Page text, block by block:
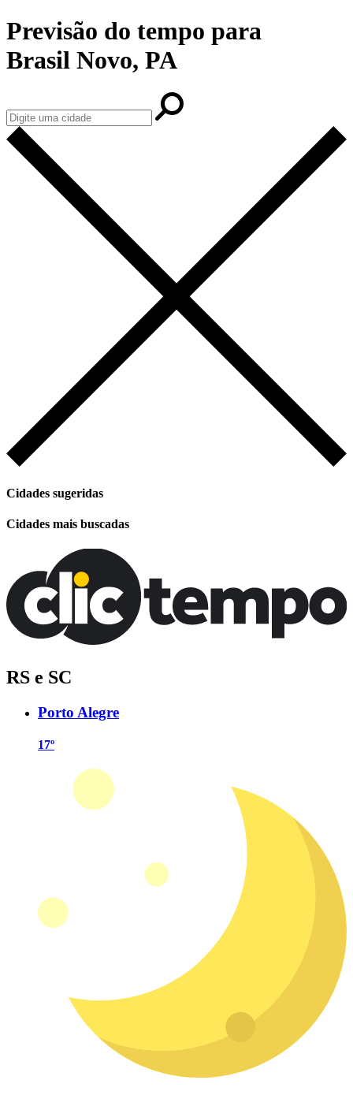
Previsão do tempo para
Brasil Novo, PA
Cidades sugeridas
Cidades mais buscadas
RS e SC
Porto Alegre
17º